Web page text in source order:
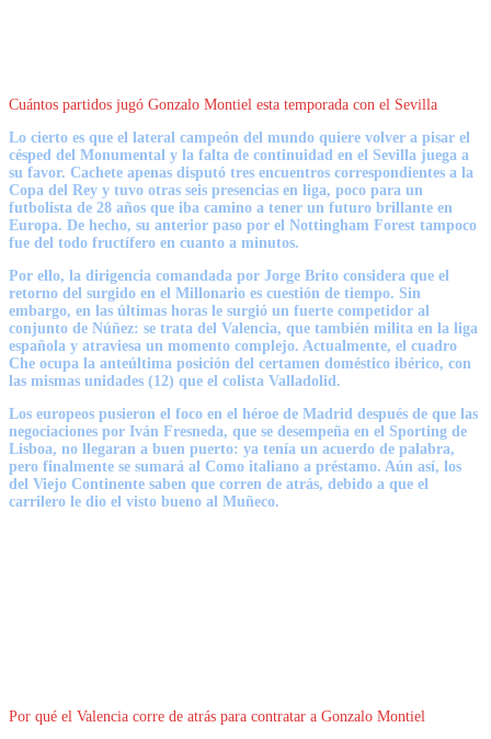
Cuántos partidos jugó Gonzalo Montiel esta temporada con el Sevilla
Lo cierto es que el lateral campeón del mundo quiere volver a pisar el
césped del Monumental y la falta de continuidad en el Sevilla juega a
su favor. Cachete apenas disputó tres encuentros correspondientes a la
Copa del Rey y tuvo otras seis presencias en liga, poco para un
futbolista de 28 años que iba camino a tener un futuro brillante en
Europa. De hecho, su anterior paso por el Nottingham Forest tampoco
fue del todo fructífero en cuanto a minutos.
Por ello, la dirigencia comandada por Jorge Brito considera que el
retorno del surgido en el Millonario es cuestión de tiempo. Sin
embargo, en las últimas horas le surgió un fuerte competidor al
conjunto de Núñez: se trata del Valencia, que también milita en la liga
española y atraviesa un momento complejo. Actualmente, el cuadro
Che ocupa la anteúltima posición del certamen doméstico ibérico, con
las mismas unidades (12) que el colista Valladolid.
Los europeos pusieron el foco en el héroe de Madrid después de que las
negociaciones por Iván Fresneda, que se desempeña en el Sporting de
Lisboa, no llegaran a buen puerto: ya tenía un acuerdo de palabra,
pero finalmente se sumará al Como italiano a préstamo. Aún así, los
del Viejo Continente saben que corren de atrás, debido a que el
carrilero le dio el visto bueno al Muñeco.
Por qué el Valencia corre de atrás para contratar a Gonzalo Montiel